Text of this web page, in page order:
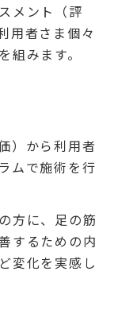
メント（評
用者さま個々
みます。
）から利用者
ムで施術を行
方に、足の筋
するための内
変化を実感し